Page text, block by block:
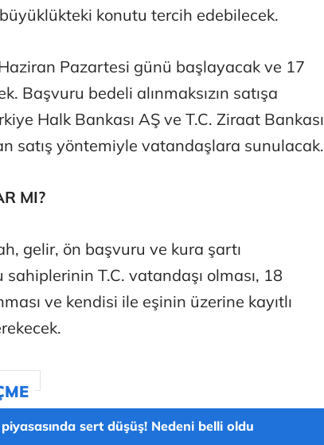
konutu tercih edebilecek.
Pazartesi günü başlayacak ve 17
Başvuru bedeli alınmaksızın satışa
Halk Bankası AŞ ve T.C. Ziraat Bankası
satış yöntemiyle vatandaşlara sunulacak.
MI?
gelir, ön başvuru ve kura şartı
T.C. vatandaşı olması, 18
ve kendisi ile eşinin üzerine kayıtlı
piyasasında sert düşüş! Nedeni belli oldu
Ahbap’a bağışları kayıp ünlüler var
Ali Eyüboğlu